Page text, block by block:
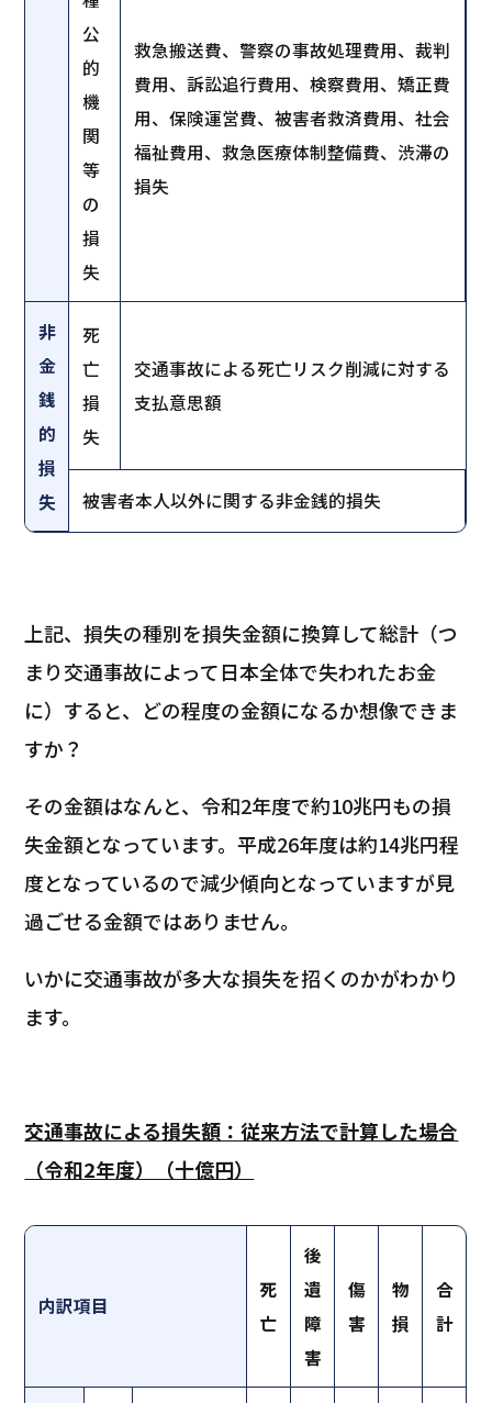
公
的
機
関
等
の
損
失
救急搬送費、警察の事故処理費用、裁判
費用、訴訟追行費用、検察費用、矯正費
用、保険運営費、被害者救済費用、社会
福祉費用、救急医療体制整備費、渋滞の
損失
非
金
銭
的
損
失
死
亡
損
失
交通事故による死亡リスク削減に対する
支払意思額
被害者本人以外に関する非金銭的損失
上記、損失の種別を損失金額に換算して総計（つ
まり交通事故によって日本全体で失われたお金
に）すると、どの程度の金額になるか想像できま
すか？
その金額はなんと、令和2年度で約10兆円もの損
失金額となっています。平成26年度は約14兆円程
度となっているので減少傾向となっていますが見
過ごせる金額ではありません。
いかに交通事故が多大な損失を招くのかがわかり
ます。
交通事故による損失額：従来方法で計算した場合
（令和2年度）（十億円）
内訳項目
死
亡
後
遺
障
害
傷
害
物
損
合
計